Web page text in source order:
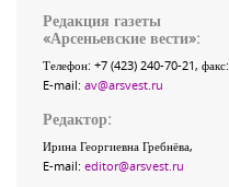
Редакция газеты
«Арсеньевские вести»:
Телефон: +7 (423) 240-70-21, факс:
E-mail: av@arsvest.ru
Редактор:
Ирина Георгиевна Гребнёва,
E-mail: editor@arsvest.ru